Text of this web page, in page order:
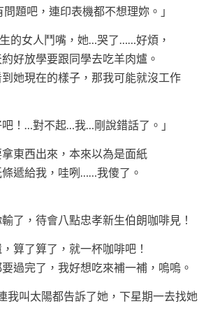
題吧，連印表機都不想理妳。」
的女人鬥嘴，她…哭了……好煩，
好放學要跟同學去吃羊肉爐。
她現在的樣子，那我可能就沒工作
！…對不起…我…剛說錯話了。」
東西出來，本來以為是面紙
遞給我，哇咧……我傻了。
了，待會八點忠孝新生伯朗咖啡見！
算了算了，就一杯咖啡吧！
過完了，我好想吃來補一補，嗚嗚。
我叫太陽都告訴了她，下星期一去找她